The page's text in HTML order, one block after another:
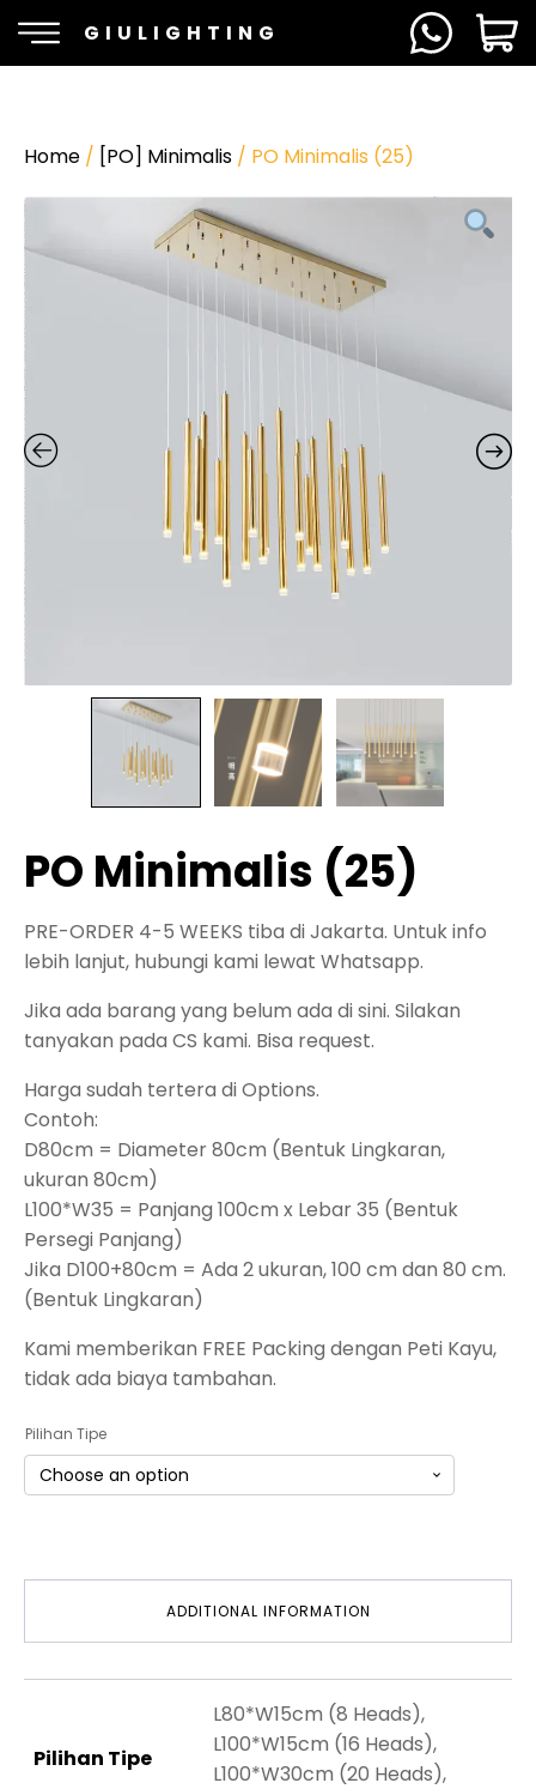
GIULIGHTING
Home / [PO] Minimalis / PO Minimalis (25)
PO Minimalis (25)
PRE-ORDER 4-5 WEEKS tiba di Jakarta. Untuk info
lebih lanjut, hubungi kami lewat Whatsapp.
Jika ada barang yang belum ada di sini. Silakan
tanyakan pada CS kami. Bisa request.
Harga sudah tertera di Options.
Contoh:
D80cm = Diameter 80cm (Bentuk Lingkaran,
ukuran 80cm)
L100*W35 = Panjang 100cm x Lebar 35 (Bentuk
Persegi Panjang)
Jika D100+80cm = Ada 2 ukuran, 100 cm dan 80 cm.
(Bentuk Lingkaran)
Kami memberikan FREE Packing dengan Peti Kayu,
tidak ada biaya tambahan.
Pilihan Tipe
ADDITIONAL INFORMATION
Pilihan Tipe
L80*W15cm (8 Heads),
L100*W15cm (16 Heads),
L100*W30cm (20 Heads),